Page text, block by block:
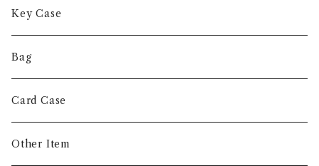
Short Wallet
Coin Case
Money Clip
Key Case
Bag
Card Case
Other Item